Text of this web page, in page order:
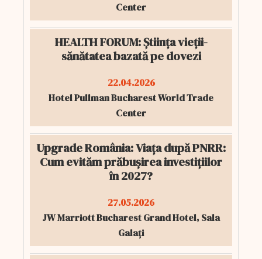
Center
HEALTH FORUM: Știința vieții-
sănătatea bazată pe dovezi
22.04.2026
Hotel Pullman Bucharest World Trade
Center
Upgrade România: Viața după PNRR:
Cum evităm prăbușirea investițiilor
în 2027?
27.05.2026
JW Marriott Bucharest Grand Hotel, Sala
Galați